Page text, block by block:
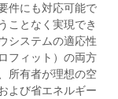
件にも対応可能で
ことなく実現でき
システムの適応性
フィット）の両方
所有者が理想の空
よび省エネルギー